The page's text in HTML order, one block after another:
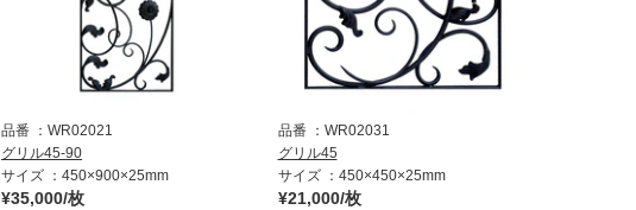
品番
WR02021
グリル45-90
サイズ
450×900×25mm
¥35,000/枚
品番
WR02031
グリル45
サイズ
450×450×25mm
¥21,000/枚